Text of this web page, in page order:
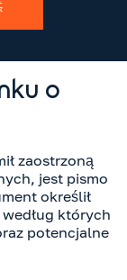
o
zaostrzoną
jest pismo
określił
których
potencjalne